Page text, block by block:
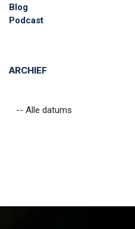
Blog
Podcast
ARCHIEF